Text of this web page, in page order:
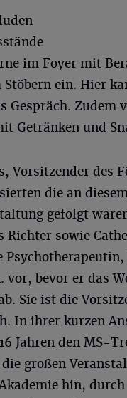
im Foyer mit
ein. Hier
Gespräch. Zudem
Getränken und
Vorsitzender des
die an
gefolgt
Richter sowie
bevor er das
Sie ist die
In ihrer kurzen
Jahren den MS-
großen
hin,